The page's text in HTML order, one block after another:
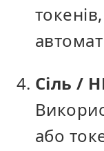
Сіль /
або